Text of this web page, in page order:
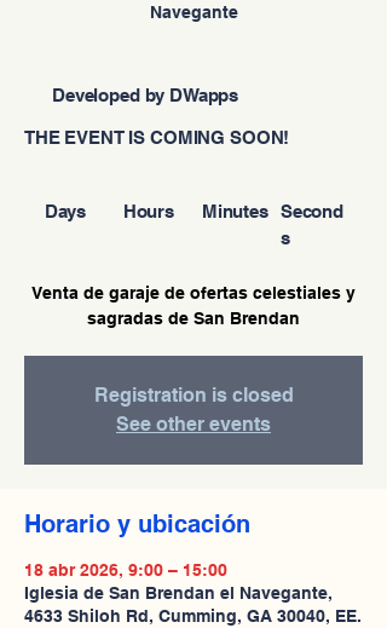
Navegante
Second
s
Minutes
Hours
Days
THE EVENT IS COMING SOON!
Developed by DWapps
Venta de garaje de ofertas celestiales y
sagradas de San Brendan
Registration is closed
See other events
Horario y ubicación
18 abr 2026, 9:00 – 15:00
Iglesia de San Brendan el Navegante,
4633 Shiloh Rd, Cumming, GA 30040, EE.